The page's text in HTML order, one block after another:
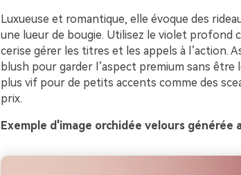
Luxueuse et romantique, elle évoque des
une lueur de bougie. Utilisez le violet profond
cerise gérer les titres et les appels à l’action.
blush pour garder l’aspect premium sans
plus vif pour de petits accents comme des
prix.
Exemple d'image orchidée velours générée